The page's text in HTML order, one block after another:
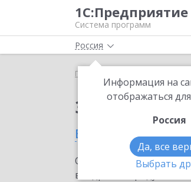
1С:Предприятие
Система программ
Россия
Информация на
отображаться
Россия
Да, все
Выбрать
Главная
Заказать
в Ижевске
Ознакомьтесь с
внедрение продукта.